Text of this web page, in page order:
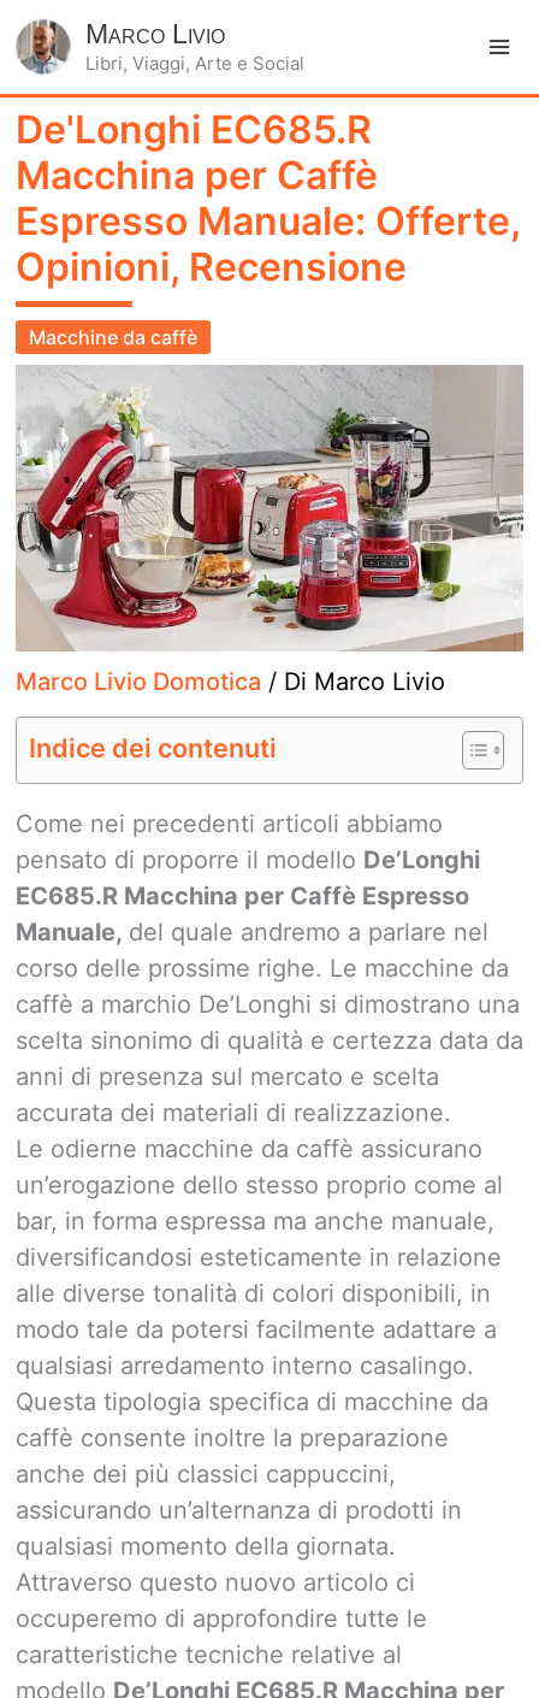
Marco Livio
Libri, Viaggi, Arte e Social
De'Longhi EC685.R
Macchina per Caffè
Espresso Manuale: Offerte,
Opinioni, Recensione
Macchine da caffè
Marco Livio Domotica / Di Marco Livio
Indice dei contenuti
Come nei precedenti articoli abbiamo
pensato di proporre il modello De’Longhi
EC685.R Macchina per Caffè Espresso
Manuale, del quale andremo a parlare nel
corso delle prossime righe. Le macchine da
caffè a marchio De’Longhi si dimostrano una
scelta sinonimo di qualità e certezza data da
anni di presenza sul mercato e scelta
accurata dei materiali di realizzazione.
Le odierne macchine da caffè assicurano
un’erogazione dello stesso proprio come al
bar, in forma espressa ma anche manuale,
diversificandosi esteticamente in relazione
alle diverse tonalità di colori disponibili, in
modo tale da potersi facilmente adattare a
qualsiasi arredamento interno casalingo.
Questa tipologia specifica di macchine da
caffè consente inoltre la preparazione
anche dei più classici cappuccini,
assicurando un’alternanza di prodotti in
qualsiasi momento della giornata.
Attraverso questo nuovo articolo ci
occuperemo di approfondire tutte le
caratteristiche tecniche relative al
modello De’Longhi EC685.R Macchina per